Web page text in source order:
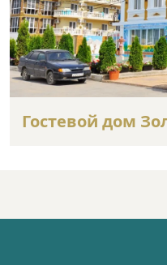
Гостевой дом